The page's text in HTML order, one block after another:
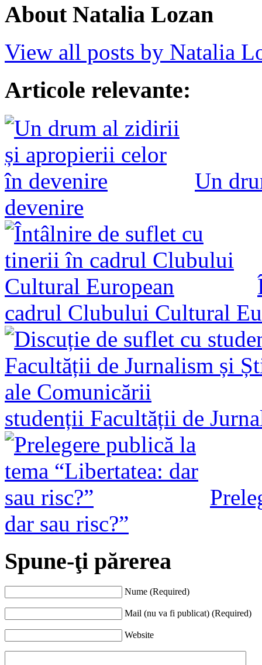
About Natalia Lozan
View all posts by Natalia
Articole relevante:
Un
devenire
cadrul Clubului Cultural
studenții Facultății de
dar sau risc?”
Spune-ţi părerea
Nume (Required)
Mail (nu va fi publicat) (Required)
Website